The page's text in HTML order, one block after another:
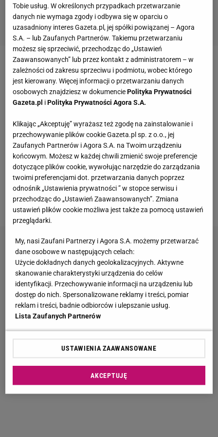
Lucas Till powiedział kiedyś, żebym
korzystał z każdej okazji i uczył się najwięcej
jak to tylko możliwe.
Kogo uważasz za najbardziej wpływowego
człowieka?
Martina Scorsese
Jeśli mógłbyś na jeden dzień zamienić się miejscami
z kimkolwiek na świecie, kto by to był?
Tobie usług. W określonych przypadkach przetwarzanie
danych nie wymaga zgody i odbywa się w oparciu o
uzasadniony interes Gazeta.pl, jej spółki powiązanej – Agora
S.A. – lub Zaufanych Partnerów. Takiemu przetwarzaniu
możesz się sprzeciwić, przechodząc do „Ustawień
Zaawansowanych” lub przez kontakt z administratorem – w
zależności od zakresu sprzeciwu i podmiotu, wobec którego
jest kierowany. Więcej informacji o przetwarzaniu danych
osobowych znajdziesz w dokumenciePolityka Prywatności
Gazeta.pl iPolityka Prywatności Agora S.A.
Klikając „Akceptuję” wyrażasz też zgodę na zainstalowanie i
przechowywanie plików cookie Gazeta.pl sp. z o.o., jej
Zaufanych Partnerów i Agora S.A. na Twoim urządzeniu
końcowym. Możesz w każdej chwili zmienić swoje preferencje
dotyczące plików cookie, wywołując narzędzie do zarządzania
twoimi preferencjami dot. przetwarzania danych poprzez
odnośnik „Ustawienia prywatności ” w stopce serwisu i
przechodząc do „Ustawień Zaawansowanych”. Zmiana
ustawień plików cookie możliwa jest także za pomocą ustawień
przeglądarki.
My, nasi Zaufani Partnerzy i Agora S.A. możemy przetwarzać
dane osobowe w następujących celach:
Użycie dokładnych danych geolokalizacyjnych. Aktywne
skanowanie charakterystyki urządzenia do celów
identyfikacji. Przechowywanie informacji na urządzeniu lub
dostęp do nich. Spersonalizowane reklamy i treści, pomiar
reklam i treści, badnie odbiorców i ulepszanie usług.
Lista Zaufanych Partnerów
USTAWIENIA ZAAWANSOWANE
AKCEPTUJĘ